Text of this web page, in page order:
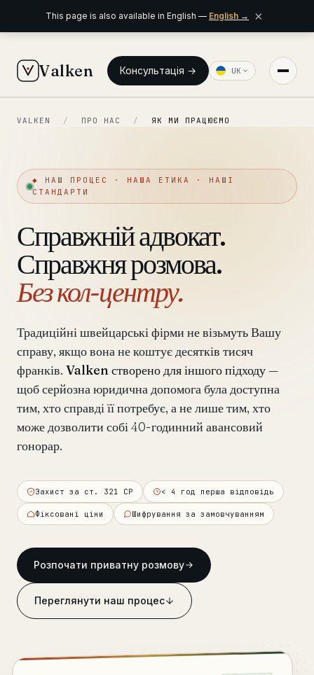
This page is also available in English — English → ×
Valken Консультація → UK
◆ ГОЛОВНЕ
Кому ми допомагаємо
Аналітика
◆ ПОСЛУГИ З ФІКСОВАНОЮ ЦІНОЮ
Правова перевірка перед поїздкою
Перевірка лише щодо INTERPOL
Аналіз блокування рахунку від €2,400
Санкції та перевірка баз даних від €1,900
◆ ПРО НАШУ ПРАКТИКУ
Наша мережа
Чому швейцарський адвокат
Консультація →
VALKEN / ПРО НАС / ЯК МИ ПРАЦЮЄМО
◆ НАШ ПРОЦЕС · НАША ЕТИКА · НАШІ
СТАНДАРТИ
Справжній адвокат.
Справжня розмова.
Без кол-центру.
Традиційні швейцарські фірми не візьмуть Вашу
справу, якщо вона не коштує десятків тисяч
франків. Valken створено для іншого підходу—
щоб серйозна юридична допомога була доступна
тим, хто справді її потребує, а не лише тим, хто
може дозволити собі 40-годинний авансовий
гонорар.
Захист за ст. 321 CP < 4 год перша відповідь
Фіксовані ціни Шифрування за замовчуванням
Розпочати приватну розмову
Переглянути наш процес